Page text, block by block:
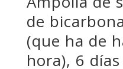
de
(que ha de
hora), 6